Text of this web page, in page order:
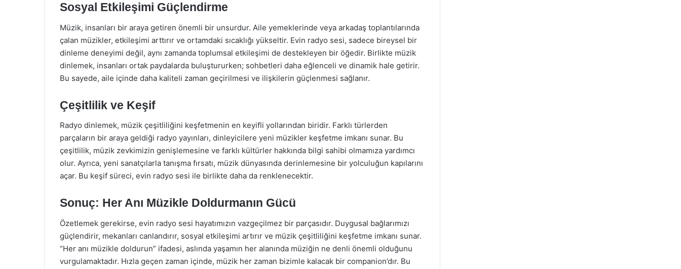
Sosyal Etkileşimi Güçlendirme
Müzik, insanları bir araya getiren önemli bir unsurdur. Aile yemeklerinde veya arkadaş toplantılarında
çalan müzikler, etkileşimi arttırır ve ortamdaki sıcaklığı yükseltir. Evin radyo sesi, sadece bireysel bir
dinleme deneyimi değil, aynı zamanda toplumsal etkileşimi de destekleyen bir öğedir. Birlikte müzik
dinlemek, insanları ortak paydalarda buluştururken; sohbetleri daha eğlenceli ve dinamik hale getirir.
Bu sayede, aile içinde daha kaliteli zaman geçirilmesi ve ilişkilerin güçlenmesi sağlanır.
Çeşitlilik ve Keşif
Radyo dinlemek, müzik çeşitliliğini keşfetmenin en keyifli yollarından biridir. Farklı türlerden
parçaların bir araya geldiği radyo yayınları, dinleyicilere yeni müzikler keşfetme imkanı sunar. Bu
çeşitlilik, müzik zevkimizin genişlemesine ve farklı kültürler hakkında bilgi sahibi olmamıza yardımcı
olur. Ayrıca, yeni sanatçılarla tanışma fırsatı, müzik dünyasında derinlemesine bir yolculuğun kapılarını
açar. Bu keşif süreci, evin radyo sesi ile birlikte daha da renklenecektir.
Sonuç: Her Anı Müzikle Doldurmanın Gücü
Özetlemek gerekirse, evin radyo sesi hayatımızın vazgeçilmez bir parçasıdır. Duygusal bağlarımızı
güçlendirir, mekanları canlandırır, sosyal etkileşimi artırır ve müzik çeşitliliğini keşfetme imkanı sunar.
“Her anı müzikle doldurun” ifadesi, aslında yaşamın her alanında müziğin ne denli önemli olduğunu
vurgulamaktadır. Hızla geçen zaman içinde, müzik her zaman bizimle kalacak bir companion’dır. Bu